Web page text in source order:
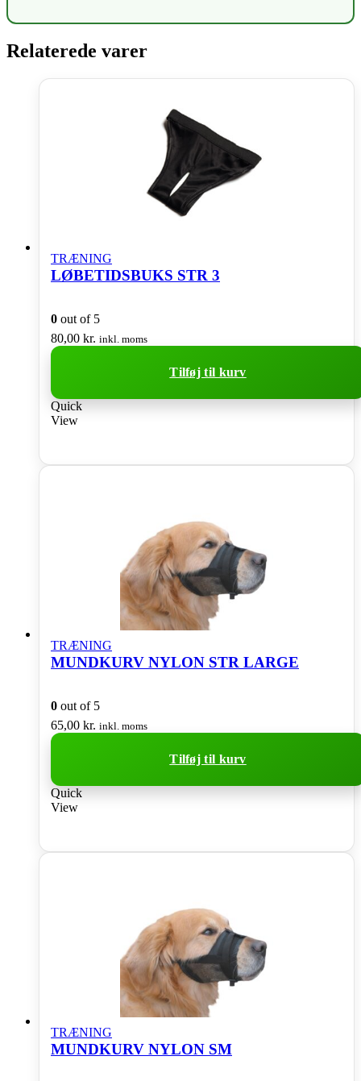
Relaterede varer
TRÆNING
LØBETIDSBUKS STR 3
0 out of 5
80,00 kr. inkl. moms
Tilføj til kurv
Quick
View
TRÆNING
MUNDKURV NYLON STR LARGE
0 out of 5
65,00 kr. inkl. moms
Tilføj til kurv
Quick
View
TRÆNING
MUNDKURV NYLON SM